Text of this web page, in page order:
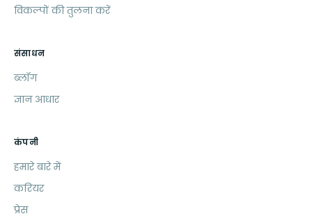
विकल्पों की तुलना करें
संसाधन
ब्लॉग
ज्ञान आधार
कंपनी
हमारे बारे में
करियर
प्रेस